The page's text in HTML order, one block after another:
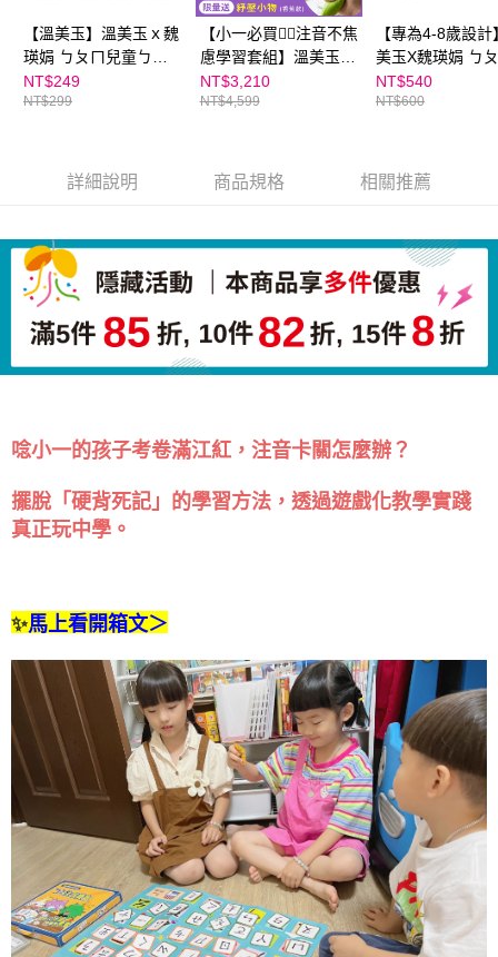
【溫美玉】溫美玉ｘ魏
瑛娟 ㄅㄆㄇ兒童ㄅㄆ
ㄇ注音骰寶｜輕鬆帶孩
子熟悉注音拼讀的新桌
NT$249
NT$299
【小一必買❤️‍🔥注音不焦
慮學習套組】溫美玉×
魏瑛娟 注音趴／拼音
趴線上課(2選1)＋注音
下線上學校
NT$3,210
NT$4,599
【專為4-8歲設計
美玉X魏瑛娟 ㄅ
童注音拼音卡
NT$540
NT$600
詳細說明 商品規格 相關推薦
唸小一的孩子考卷滿江紅，注音卡關怎麼辦？
擺脫「硬背死記」的學習方法，透過遊戲化教學實踐
真正玩中學。
✨馬上看開箱文＞